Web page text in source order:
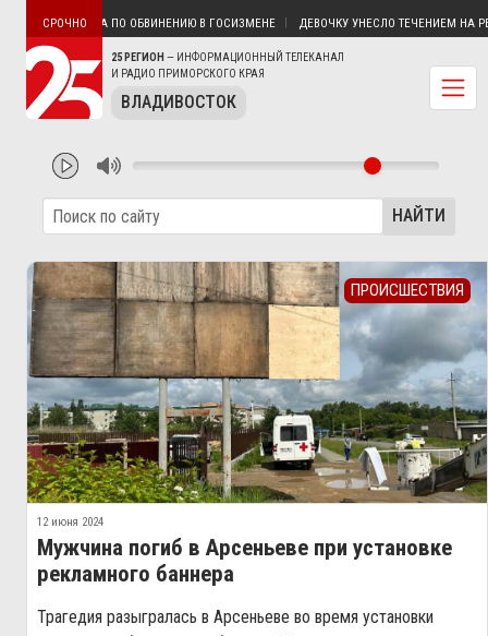
25 РЕГИОН — ИНФОРМАЦИОННЫЙ ТЕЛЕКАНАЛ
И РАДИО ПРИМОРСКОГО КРАЯ
ВЛАДИВОСТОК
СРОЧНО ПО ОБВИНЕНИЮ В ГОСИЗМЕНЕ ДЕВОЧКУ УНЕСЛО ТЕЧЕНИЕМ НА
НАЙТИ
ПРОИСШЕСТВИЯ
12 июня 2024
Мужчина погиб в Арсеньеве при установке
рекламного баннера
Трагедия разыгралась в Арсеньеве во время установки